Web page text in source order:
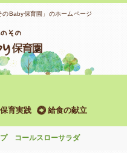
Baby保育園」のホームページ
保育実践 給食の献立
コールスローサラダ